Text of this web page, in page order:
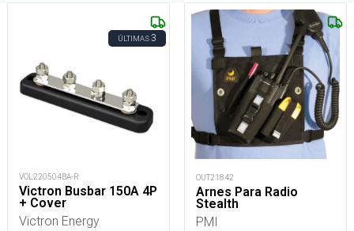
ÚLTIMAS3
VOL220504BA-R
Victron Busbar 150A 4P
+ Cover
Victron Energy
OUT21842
Arnes Para Radio
Stealth
PMI